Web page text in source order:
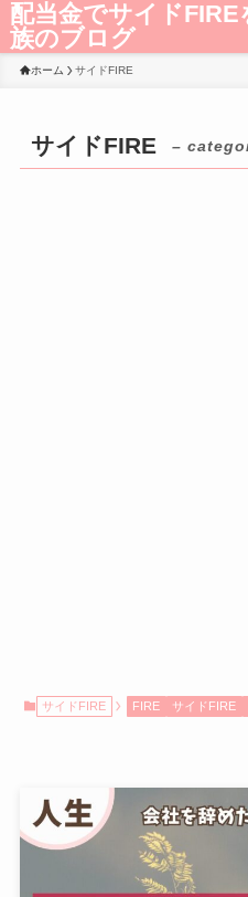
配当金でサイドFIRE
族のブログ
ホーム サイドFIRE
サイドFIRE –
サイドFIRE FIRE サイドFIRE